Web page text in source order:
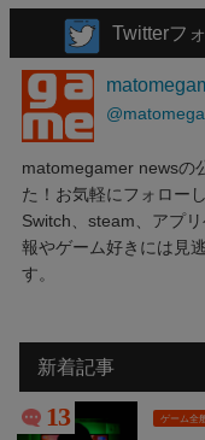
Twitterフ
matomegamer newsの
た！お気軽にフォロー
Switch、steam、アプ
報やゲーム好きには見
す。
新着記事
ゲーム全
13